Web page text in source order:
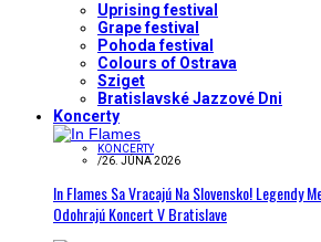
Uprising festival
Grape festival
Pohoda festival
Colours of Ostrava
Sziget
Bratislavské Jazzové Dni
Koncerty
KONCERTY
/26. JÚNA 2026
In Flames Sa Vracajú Na Slovensko! Legendy
Odohrajú Koncert V Bratislave